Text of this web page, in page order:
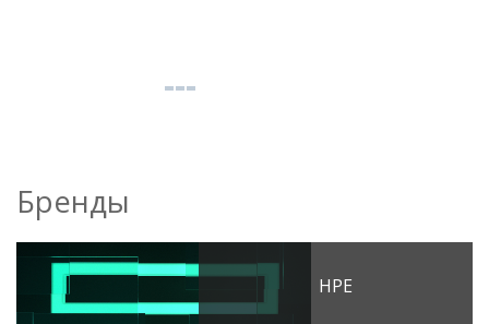
Бренды
HPE